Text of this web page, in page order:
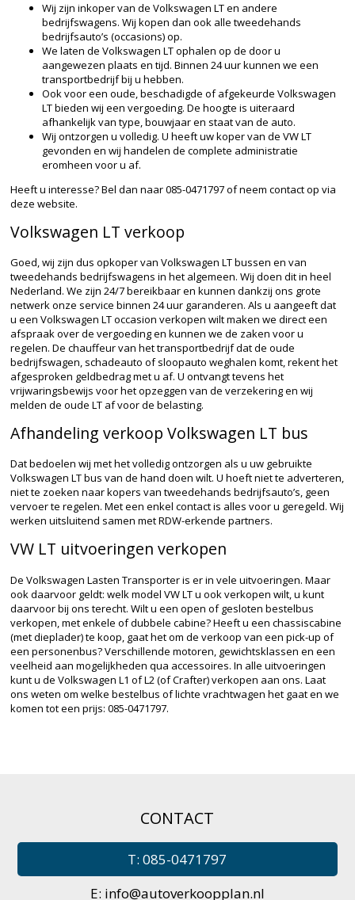
Wij zijn inkoper van de Volkswagen LT en andere
bedrijfswagens. Wij kopen dan ook alle tweedehands
bedrijfsauto’s (occasions) op.
We laten de Volkswagen LT ophalen op de door u
aangewezen plaats en tijd. Binnen 24 uur kunnen we een
transportbedrijf bij u hebben.
Ook voor een oude, beschadigde of afgekeurde Volkswagen
LT bieden wij een vergoeding. De hoogte is uiteraard
afhankelijk van type, bouwjaar en staat van de auto.
Wij ontzorgen u volledig. U heeft uw koper van de VW LT
gevonden en wij handelen de complete administratie
eromheen voor u af.
Heeft u interesse? Bel dan naar 085-0471797 of neem contact op via
deze website.
Volkswagen LT verkoop
Goed, wij zijn dus opkoper van Volkswagen LT bussen en van
tweedehands bedrijfswagens in het algemeen. Wij doen dit in heel
Nederland. We zijn 24/7 bereikbaar en kunnen dankzij ons grote
netwerk onze service binnen 24 uur garanderen. Als u aangeeft dat
u een Volkswagen LT occasion verkopen wilt maken we direct een
afspraak over de vergoeding en kunnen we de zaken voor u
regelen. De chauffeur van het transportbedrijf dat de oude
bedrijfswagen, schadeauto of sloopauto weghalen komt, rekent het
afgesproken geldbedrag met u af. U ontvangt tevens het
vrijwaringsbewijs voor het opzeggen van de verzekering en wij
melden de oude LT af voor de belasting.
Afhandeling verkoop Volkswagen LT bus
Dat bedoelen wij met het volledig ontzorgen als u uw gebruikte
Volkswagen LT bus van de hand doen wilt. U hoeft niet te adverteren,
niet te zoeken naar kopers van tweedehands bedrijfsauto’s, geen
vervoer te regelen. Met een enkel contact is alles voor u geregeld. Wij
werken uitsluitend samen met RDW-erkende partners.
VW LT uitvoeringen verkopen
De Volkswagen Lasten Transporter is er in vele uitvoeringen. Maar
ook daarvoor geldt: welk model VW LT u ook verkopen wilt, u kunt
daarvoor bij ons terecht. Wilt u een open of gesloten bestelbus
verkopen, met enkele of dubbele cabine? Heeft u een chassiscabine
(met dieplader) te koop, gaat het om de verkoop van een pick-up of
een personenbus? Verschillende motoren, gewichtsklassen en een
veelheid aan mogelijkheden qua accessoires. In alle uitvoeringen
kunt u de Volkswagen L1 of L2 (of Crafter) verkopen aan ons. Laat
ons weten om welke bestelbus of lichte vrachtwagen het gaat en we
komen tot een prijs: 085-0471797.
CONTACT
T: 085-0471797
E: info@autoverkoopplan.nl